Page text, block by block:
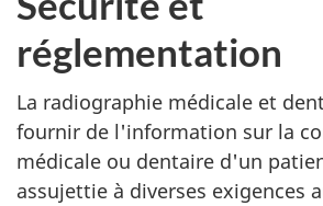
réglementation
La radiographie médicale et
fournir de l'information sur la
médicale ou dentaire d'un
assujettie à diverses exigences